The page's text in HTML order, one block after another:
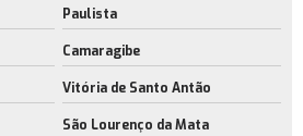
Paulista
Camaragibe
Vitória de Santo Antão
São Lourenço da Mata